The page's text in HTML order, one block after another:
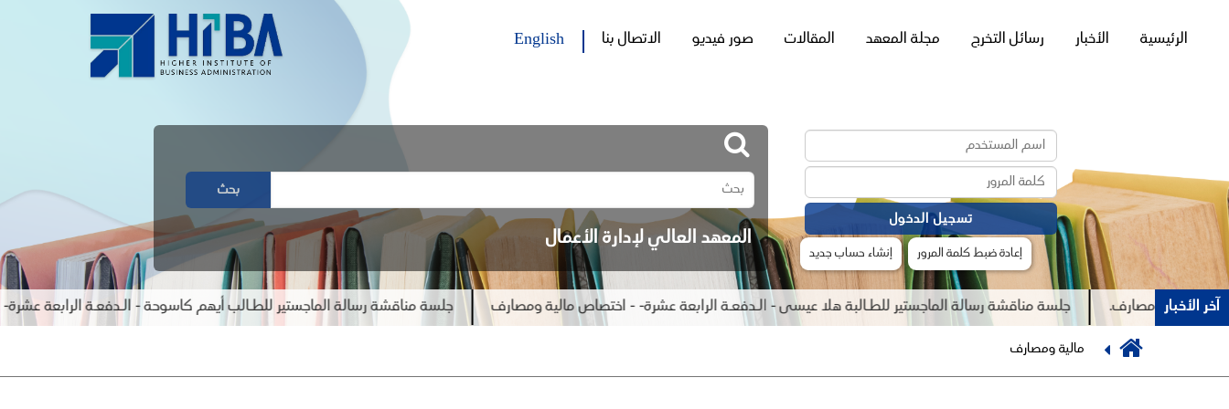
القائمة
الرئيسية الأخبار رسائل التخرج مجلة المعهد المقالات صور فيديو الاتصال بنا English
بحث
المعهد العالي لإدارة الأعمال
إنشاء حساب جديد إعادة ضبط كلمة المرور
آخر الأخبار
ومصارف. جلسة مناقشة رسالة الماجستير للطـالبة هلا عيسى - الـدفعـة الرابعة عشرة- - اختصاص مالية ومصارف
جلسة مناقشة رسالة الماجستير للطـالب أيهم كاسوحة - الـدفعـة الرابعة عشرة- -
Breadcrumb
مالية ومصارف